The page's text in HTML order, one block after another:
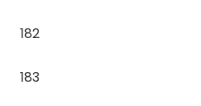
182
183